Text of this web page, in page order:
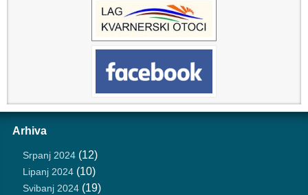
Arhiva
Srpanj 2024(12)
Lipanj 2024(10)
Svibanj 2024(19)